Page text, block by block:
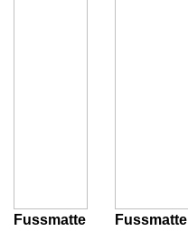
Fussmatte
Fussmatte